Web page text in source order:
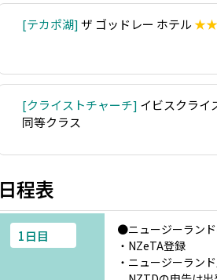
テカポ湖 ザ ゴッドレー ホテル
クライストチャーチ イビスクライ
同等クラス
日程表
1日目
●ニュージーラン
・NZeTA登録
・ニュージーラン